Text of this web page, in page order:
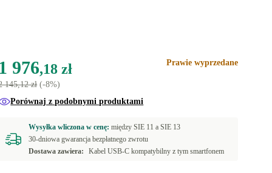
1 976,18 zł
145,12 zł(-8%)
Prawie wyprzedane
Porównaj z podobnymi produktami
Wysyłka wliczona w cenę:międzySIE 11 aSIE 13
30-dniowa gwarancja bezpłatnego zwrotu
Dostawa zawiera:
Kabel USB-C kompatybilny z tym smartfonem